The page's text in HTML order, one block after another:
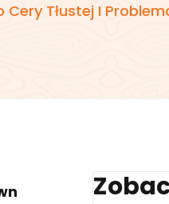
Cery Tłustej I